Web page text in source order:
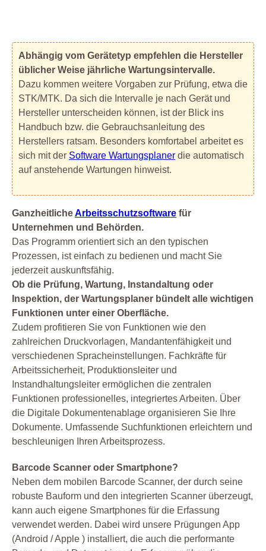
Abhängig vom Gerätetyp empfehlen die Hersteller
üblicher Weise jährliche Wartungsintervalle.
Dazu kommen weitere Vorgaben zur Prüfung, etwa die
STK/MTK. Da sich die Intervalle je nach Gerät und
Hersteller unterscheiden können, ist der Blick ins
Handbuch bzw. die Gebrauchsanleitung des
Herstellers ratsam. Besonders komfortabel arbeitet es
sich mit der Software Wartungsplaner die automatisch
auf anstehende Wartungen hinweist.
GanzheitlicheArbeitsschutzsoftware für
Unternehmen und Behörden.
Das Programm orientiert sich an den typischen
Prozessen, ist einfach zu bedienen und macht Sie
jederzeit auskunftsfähig.
Ob die Prüfung, Wartung, Instandaltung oder
Inspektion, der Wartungsplaner bündelt alle wichtigen
Funktionen unter einer Oberfläche.
Zudem profitieren Sie von Funktionen wie den
zahlreichen Druckvorlagen, Mandantenfähigkeit und
verschiedenen Spracheinstellungen. Fachkräfte für
Arbeitssicherheit, Produktionsleiter und
Instandhaltungsleiter ermöglichen die zentralen
Funktionen professionelles, integriertes Arbeiten. Über
die Digitale Dokumentenablage organisieren Sie Ihre
Dokumente. Umfassende Suchfunktionen erleichtern und
beschleunigen Ihren Arbeitsprozess.
Barcode Scanner oder Smartphone?
Neben dem mobilen Barcode Scanner, der durch seine
robuste Bauform und den integrierten Scanner überzeugt,
kann auch eigene Smartphones für die Erfassung
verwendet werden. Dabei wird unsere Prügungen App
(Android / Apple ) installiert, die auch die performante